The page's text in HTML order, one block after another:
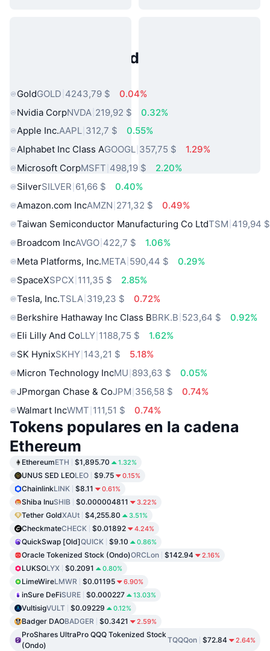
Activos del Mundo Real
GoldGOLD 4243,79 $
0.04%
Nvidia CorpNVDA 219,92 $
0.32%
Apple Inc.AAPL 312,7 $
0.55%
Alphabet Inc Class AGOOGL 357,75 $
1.29%
Microsoft CorpMSFT 498,19 $
2.20%
SilverSILVER 61,66 $
0.40%
Amazon.com IncAMZN 271,32 $
0.49%
Taiwan Semiconductor Manufacturing Co LtdTSM 419,94 $
Broadcom IncAVGO 422,7 $
1.06%
Meta Platforms, Inc.META 590,44 $
0.29%
SpaceXSPCX 111,35 $
2.85%
Tesla, Inc.TSLA 319,23 $
0.72%
Berkshire Hathaway Inc Class BBRK.B 523,64 $
0.92%
Eli Lilly And CoLLY 1188,75 $
1.62%
SK HynixSKHY 143,21 $
5.18%
Micron Technology IncMU 893,63 $
0.05%
JPmorgan Chase & CoJPM 356,58 $
0.74%
Walmart IncWMT 111,51 $ 0.74%
Tokens populares en la cadena
Ethereum
EthereumETH $1,895.70 1.32%
UNUS SED LEOLEO $9.75 0.15%
ChainlinkLINK $8.11 0.61%
Shiba InuSHIB $0.000004811 3.22%
Tether GoldXAUt $4,255.80 3.51%
CheckmateCHECK $0.01892 4.24%
QuickSwap [Old]QUICK $9.10 0.86%
Oracle Tokenized Stock (Ondo)ORCLon $142.94 2.16%
LUKSOLYX $0.2091 0.80%
LimeWireLMWR $0.01195 6.90%
inSure DeFiSURE $0.000227 13.03%
VultisigVULT $0.09229 0.12%
Badger DAOBADGER $0.3421 2.59%
ProShares UltraPro QQQ Tokenized Stock
(Ondo)
TQQQon $72.84 2.64%